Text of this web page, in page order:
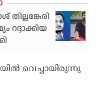
റദ്ദാക്കിയ
വെച്ചായിരുന്നു